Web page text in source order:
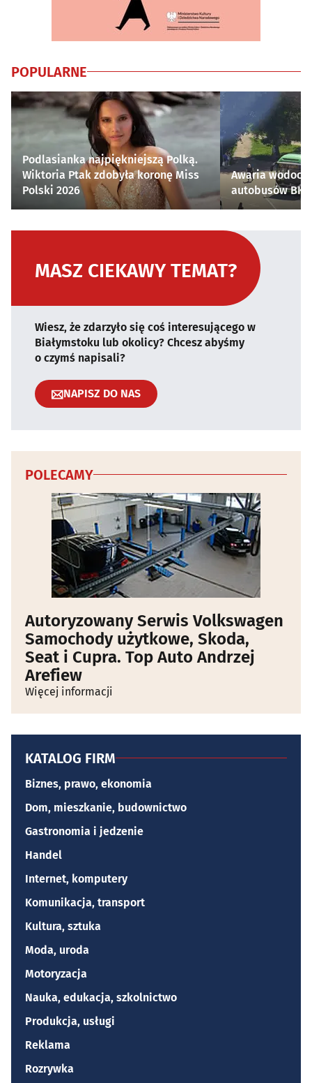
POPULARNE
Podlasianka najpiękniejszą Polką.
Wiktoria Ptak zdobyła koronę Miss
Polski 2026
Awaria
autobusów
MASZ CIEKAWY TEMAT?
Wiesz, że zdarzyło się coś interesującego w
Białymstoku lub okolicy? Chcesz abyśmy
o czymś napisali?
NAPISZ DO NAS
POLECAMY
Autoryzowany Serwis Volkswagen
Samochody użytkowe, Skoda,
Seat i Cupra. Top Auto Andrzej
Arefiew
Więcej informacji
KATALOG FIRM
Biznes, prawo, ekonomia
Dom, mieszkanie, budownictwo
Gastronomia i jedzenie
Handel
Internet, komputery
Komunikacja, transport
Kultura, sztuka
Moda, uroda
Motoryzacja
Nauka, edukacja, szkolnictwo
Produkcja, usługi
Reklama
Rozrywka